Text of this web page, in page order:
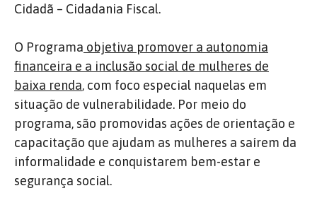
Cidadã – Cidadania Fiscal.
O Programa objetiva promover a autonomia
financeira e a inclusão social de mulheres de
baixa renda, com foco especial naquelas em
situação de vulnerabilidade. Por meio do
programa, são promovidas ações de orientação e
capacitação que ajudam as mulheres a saírem da
informalidade e conquistarem bem-estar e
segurança social.